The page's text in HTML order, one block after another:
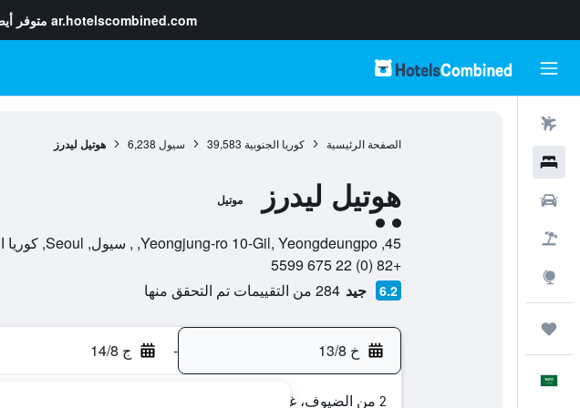
ar.hotelscombined.com متوفر
الصفحة الرئيسية كوريا الجنوبية 39,583 سيول 6,238 هوتيل ليدرز
هوتيل ليدرز موتيل
تقييم فئة 2
45, Yeongjung-ro 10-Gil, Yeongdeungpo, , سيول, Seoul, كوريا الجنوبية
+82 (0) 22 675 5599
6.2 جيد 284 من التقييمات تم التحقق منها
خ 13/8 - ج 14/8
2 من الضيوف، غرفة واحدة